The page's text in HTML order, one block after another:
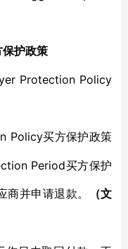
护政策
Protection Policy
Policy买方保护政策
Period买方保护
并申请退款。
（文